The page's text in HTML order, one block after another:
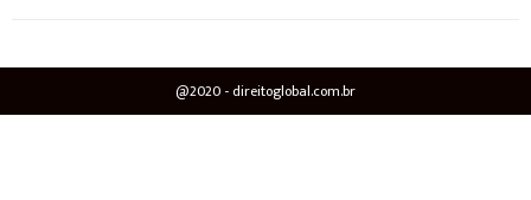
@2020 - direitoglobal.com.br